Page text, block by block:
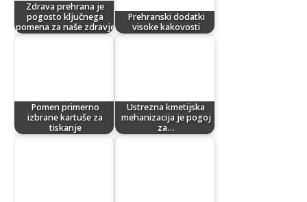
Zdrava prehrana je
pogosto ključnega
pomena za naše zdravje
Prehranski dodatki
visoke kakovosti
Pomen primerno
izbrane kartuše za
tiskanje
Ustrezna kmetijska
mehanizacija je pogoj
za…